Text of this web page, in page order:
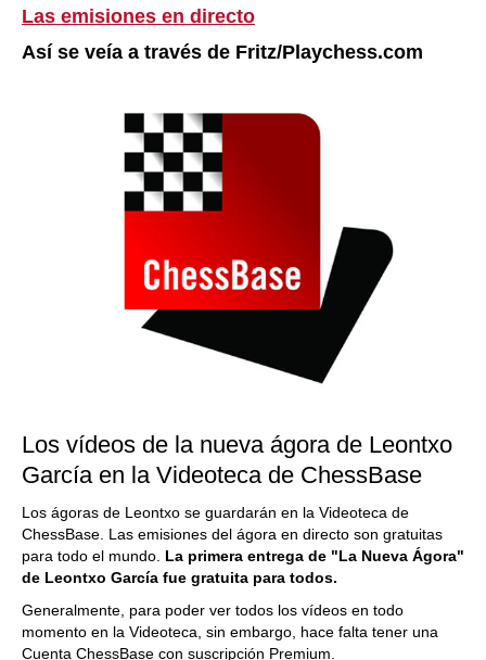
Las emisiones en directo
Así se veía a través de Fritz/Playchess.com
Los vídeos de la nueva ágora de Leontxo
García en la Videoteca de ChessBase
Los ágoras de Leontxo se guardarán en la Videoteca de
ChessBase. Las emisiones del ágora en directo son gratuitas
para todo el mundo. La primera entrega de "La Nueva Ágora"
de Leontxo García fue gratuita para todos.
Generalmente, para poder ver todos los vídeos en todo
momento en la Videoteca, sin embargo, hace falta tener una
Cuenta ChessBase con suscripción Premium.